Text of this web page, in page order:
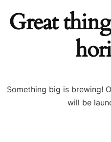
Great
Something big is brewing!
will be